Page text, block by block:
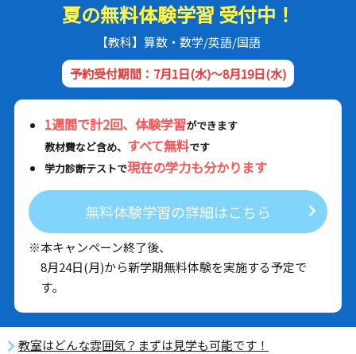
夏の無料体験学習 受付中！
【教科】算数・数学/英語/国語
予約受付期間：7月1日(水)～8月19日(水)
1週間で計2回、体験学習ができます
教材費など含め、 すべて無料です
学力診断テストで現在の学力も分かります
無料体験学習の詳細はこちら
※本キャンペーン終了後、
8月24日(月)から新学期無料体験を実施する予定で
す。
教室はどんな雰囲気？まずは見学も可能です！